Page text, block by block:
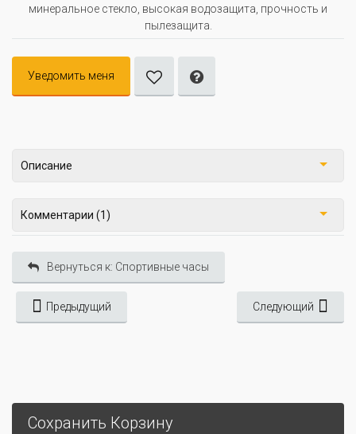
минеральное стекло, высокая водозащита, прочность и
пылезащита.
Уведомить меня
Описание
Комментарии (1)
Вернуться к: Спортивные часы
Предыдущий Следующий
Сохранить Корзину